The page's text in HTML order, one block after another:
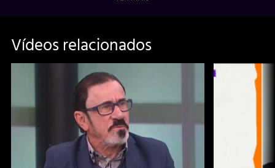
Vídeos relacionados